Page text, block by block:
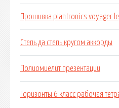
Прошивка plantronics voyager
Степь да степь кругом аккорды
Полиомиелит презентации
Горизонты 6 класс рабочая